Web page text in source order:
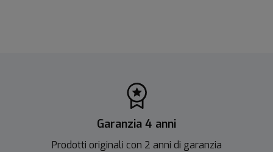
Garanzia 4 anni
Prodotti originali con 2 anni di garanzia